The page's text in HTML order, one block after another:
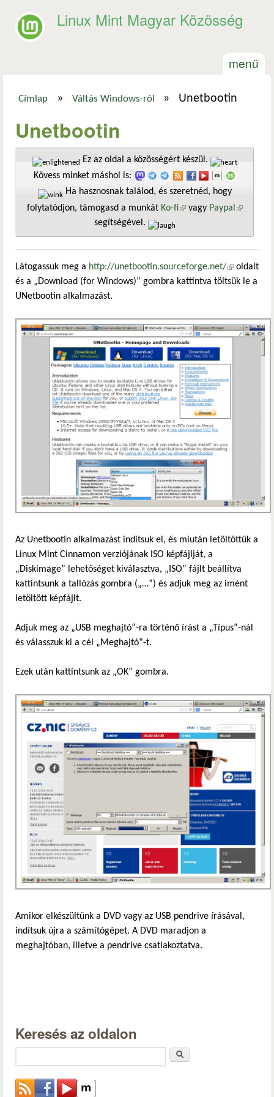
Linux Mint Magyar Közösség
menü
Címlap » Váltás Windows-ról » Unetbootin
Unetbootin
Ez az oldal a közösségért készül.
Kövess minket máshol is:
Ha hasznosnak találod, és szeretnéd, hogy
folytatódjon, támogasd a munkát Ko-fi(külső hivatkozás)
vagy Paypal
segítségével.
Látogassuk meg a http://unetbootin.sourceforge.net/(külső
hivatkozás)
oldalt
és a „Download (for Windows)” gombra kattintva töltsük le a
UNetbootin alkalmazást.
Az Unetbootin alkalmazást indítsuk el, és miután letöltöttük a
Linux Mint Cinnamon verziójának ISO képfájlját, a
„Diskimage” lehetőséget kiválasztva, „ISO” fájlt beállítva
kattintsunk a tallózás gombra („…“) és adjuk meg az imént
letöltött képfájlt.
Adjuk meg az „USB meghajtó“-ra történő írást a „Típus“-nál
és válasszuk ki a cél „Meghajtó“-t.
Ezek után kattintsunk az „OK” gombra.
Amikor elkészültünk a DVD vagy az USB pendrive írásával,
indítsuk újra a számítógépet. A DVD maradjon a
meghajtóban, illetve a pendrive csatlakoztatva.
Keresés az oldalon